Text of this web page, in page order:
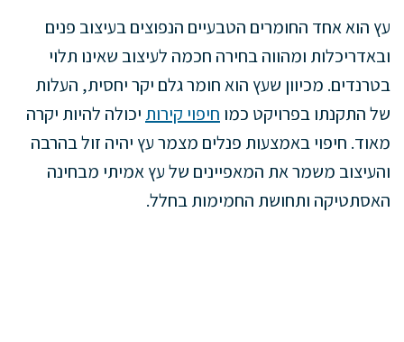
עץ הוא אחד החומרים הטבעיים הנפוצים בעיצוב פנים
ובאדריכלות ומהווה בחירה חכמה לעיצוב שאינו תלוי
בטרנדים. מכיוון שעץ הוא חומר גלם יקר יחסית, העלות
של התקנתו בפרויקט כמו חיפוי קירות יכולה להיות יקרה
מאוד. חיפוי באמצעות פנלים מצמר עץ יהיה זול בהרבה
והעיצוב משמר את המאפיינים של עץ אמיתי מבחינה
האסתטיקה ותחושת החמימות בחלל.